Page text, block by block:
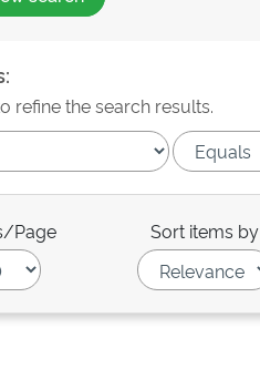
refine the search results.
Page Sort items by